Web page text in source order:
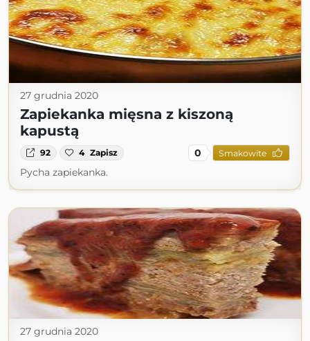
27 grudnia 2020
Zapiekanka mięsna z kiszoną
kapustą
92 4 Zapisz 0 Smakowite
Pycha zapiekanka.
27 grudnia 2020